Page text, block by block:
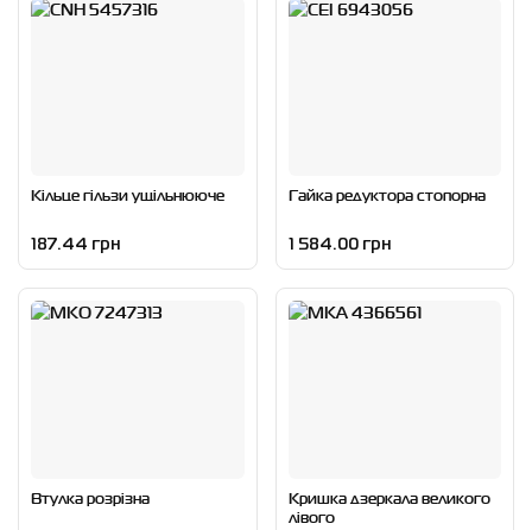
Кільце гільзи ущільнююче
187.44 грн
Гайка редуктора стопорна
1 584.00 грн
Втулка розрізна
Кришка дзеркала великого
лівого